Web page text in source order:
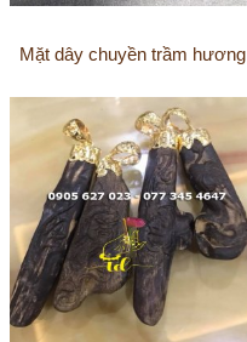
Mặt dây chuyền trầm hương